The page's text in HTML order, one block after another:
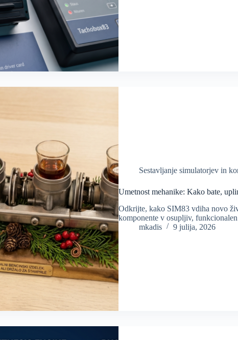
Sestavljanje simulatorjev in
Umetnost mehanike: Kako bate,
Odkrijte, kako SIM83 vdiha novo
komponente v osupljiv,
mkadis
9 julija, 2026